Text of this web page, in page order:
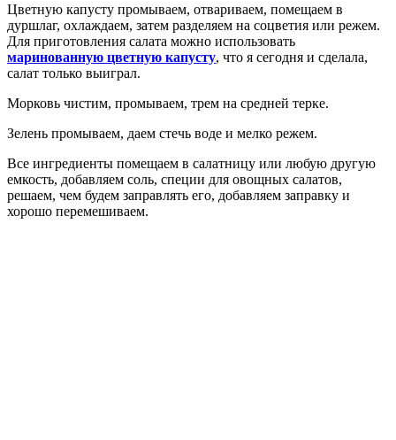
Цветную капусту промываем, отвариваем, помещаем в
дуршлаг, охлаждаем, затем разделяем на соцветия или режем.
Для приготовления салата можно использовать
маринованную цветную капусту, что я сегодня и сделала,
салат только выиграл.
Морковь чистим, промываем, трем на средней терке.
Зелень промываем, даем стечь воде и мелко режем.
Все ингредиенты помещаем в салатницу или любую другую
емкость, добавляем соль, специи для овощных салатов,
решаем, чем будем заправлять его, добавляем заправку и
хорошо перемешиваем.